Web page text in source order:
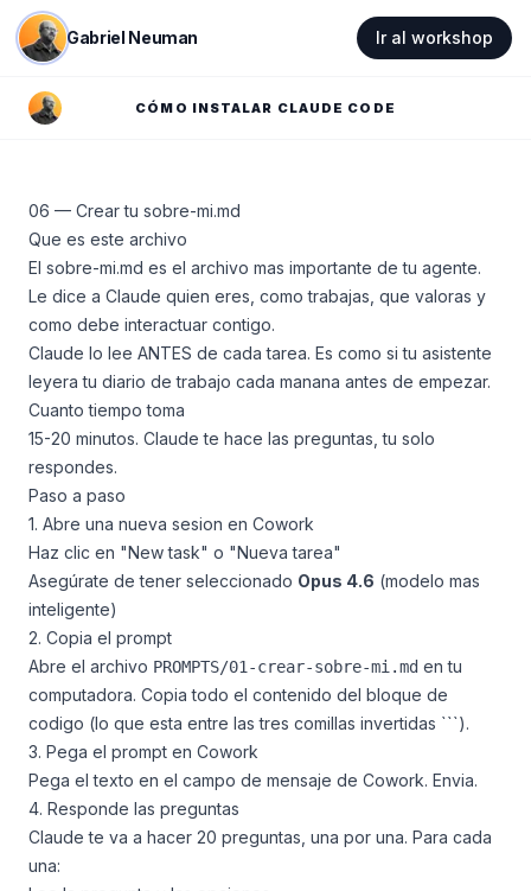
Gabriel Neuman Ir al workshop
CÓMO INSTALAR CLAUDE CODE
06 — Crear tu sobre-mi.md
Que es este archivo
El sobre-mi.md es el archivo mas importante de tu agente.
Le dice a Claude quien eres, como trabajas, que valoras y
como debe interactuar contigo.
Claude lo lee ANTES de cada tarea. Es como si tu asistente
leyera tu diario de trabajo cada manana antes de empezar.
Cuanto tiempo toma
15-20 minutos. Claude te hace las preguntas, tu solo
respondes.
Paso a paso
1. Abre una nueva sesion en Cowork
Haz clic en "New task" o "Nueva tarea"
Asegúrate de tener seleccionado Opus 4.6 (modelo mas
inteligente)
2. Copia el prompt
Abre el archivo PROMPTS/01-crear-sobre-mi.md en tu
computadora. Copia todo el contenido del bloque de
codigo (lo que esta entre las tres comillas invertidas ```).
3. Pega el prompt en Cowork
Pega el texto en el campo de mensaje de Cowork. Envia.
4. Responde las preguntas
Claude te va a hacer 20 preguntas, una por una. Para cada
una: